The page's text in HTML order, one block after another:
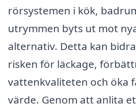
rörsystemen i kök,
utrymmen byts ut mot
alternativ. Detta kan
risken för läckage,
vattenkvaliteten och öka
värde. Genom att anlita